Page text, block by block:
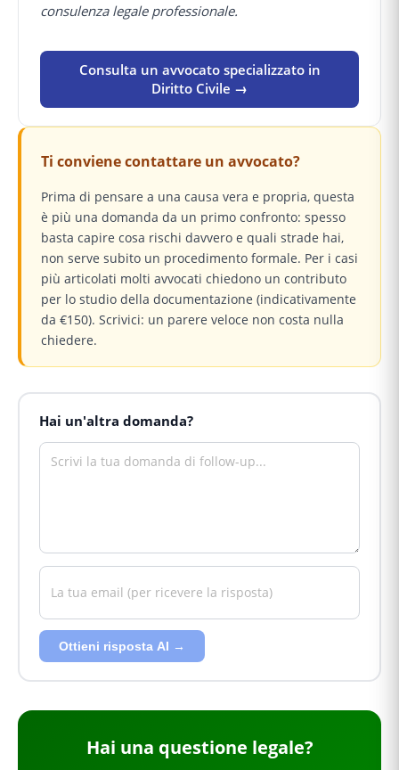
consulenza legale professionale.
Consulta un avvocato specializzato in
Diritto Civile →
Ti conviene contattare un avvocato?
Prima di pensare a una causa vera e propria, questa
è più una domanda da un primo confronto: spesso
basta capire cosa rischi davvero e quali strade hai,
non serve subito un procedimento formale. Per i casi
più articolati molti avvocati chiedono un contributo
per lo studio della documentazione (indicativamente
da €150). Scrivici: un parere veloce non costa nulla
chiedere.
Hai un'altra domanda?
Ottieni risposta AI →
Hai una questione legale?